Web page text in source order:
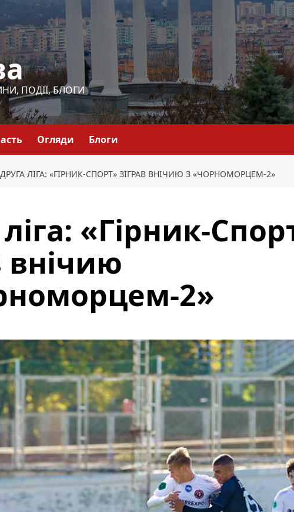
ПОДІЇ, БЛОГИ
Огляди Блоги
ДРУГА ЛІГА: «ГІРНИК-СПОРТ» ЗІГРАВ ВНІЧИЮ З «ЧОРНОМОРЦЕМ-2»
«Гірник-
внічию
2»